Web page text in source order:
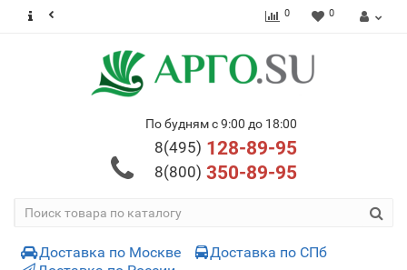
0 0
По будням с 9:00 до 18:00
8(495) 128-89-95
8(800) 350-89-95
Доставка по Москве
Доставка по СПб